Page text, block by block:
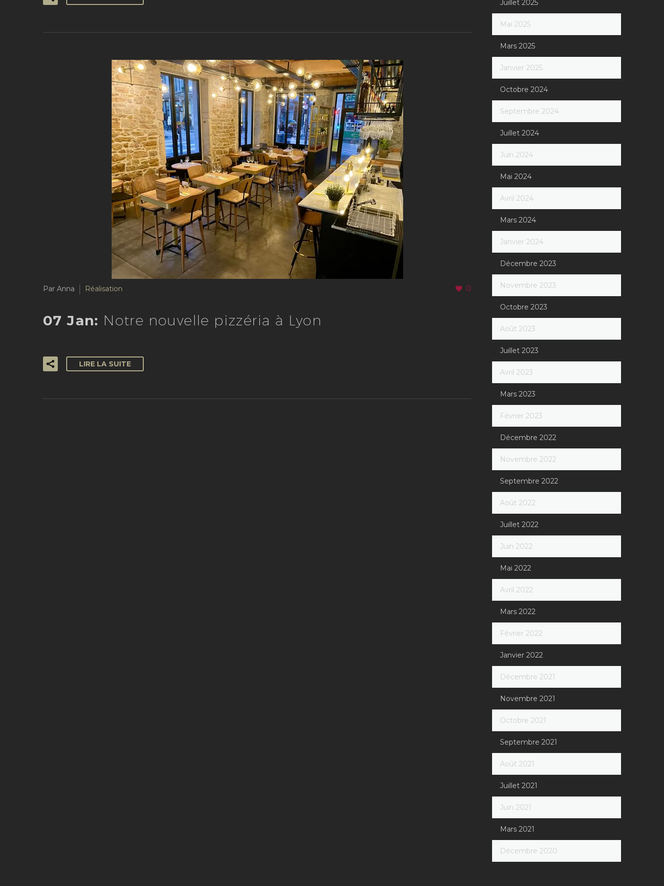
0
Par Anna Réalisation
07 Jan: Notre nouvelle pizzéria à Lyon
LIRE LA SUITE
Juillet 2025
Mai 2025
Mars 2025
Janvier 2025
Octobre 2024
Septembre 2024
Juillet 2024
Juin 2024
Mai 2024
Avril 2024
Mars 2024
Janvier 2024
Décembre 2023
Novembre 2023
Octobre 2023
Août 2023
Juillet 2023
Avril 2023
Mars 2023
Février 2023
Décembre 2022
Novembre 2022
Septembre 2022
Août 2022
Juillet 2022
Juin 2022
Mai 2022
Avril 2022
Mars 2022
Février 2022
Janvier 2022
Décembre 2021
Novembre 2021
Octobre 2021
Septembre 2021
Août 2021
Juillet 2021
Juin 2021
Mars 2021
Décembre 2020